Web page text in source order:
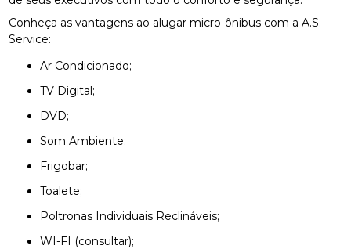
Conheça as vantagens ao alugar micro-ônibus com a A.S.
Service:
Ar Condicionado;
TV Digital;
DVD;
Som Ambiente;
Frigobar;
Toalete;
Poltronas Individuais Reclináveis;
WI-FI (consultar);